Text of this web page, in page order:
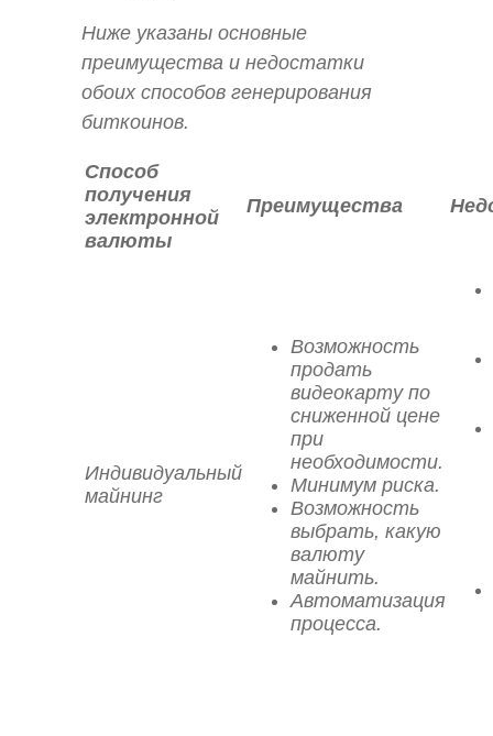
Ниже указаны основные
преимущества и недостатки
обоих способов генерирования
биткоинов.
Способ
получения
электронной
валюты
Преимущества
Индивидуальный
майнинг
Возможность
продать
видеокарту по
сниженной цене
при
необходимости.
Минимум риска.
Возможность
выбрать, какую
валюту
майнить.
Автоматизация
процесса.